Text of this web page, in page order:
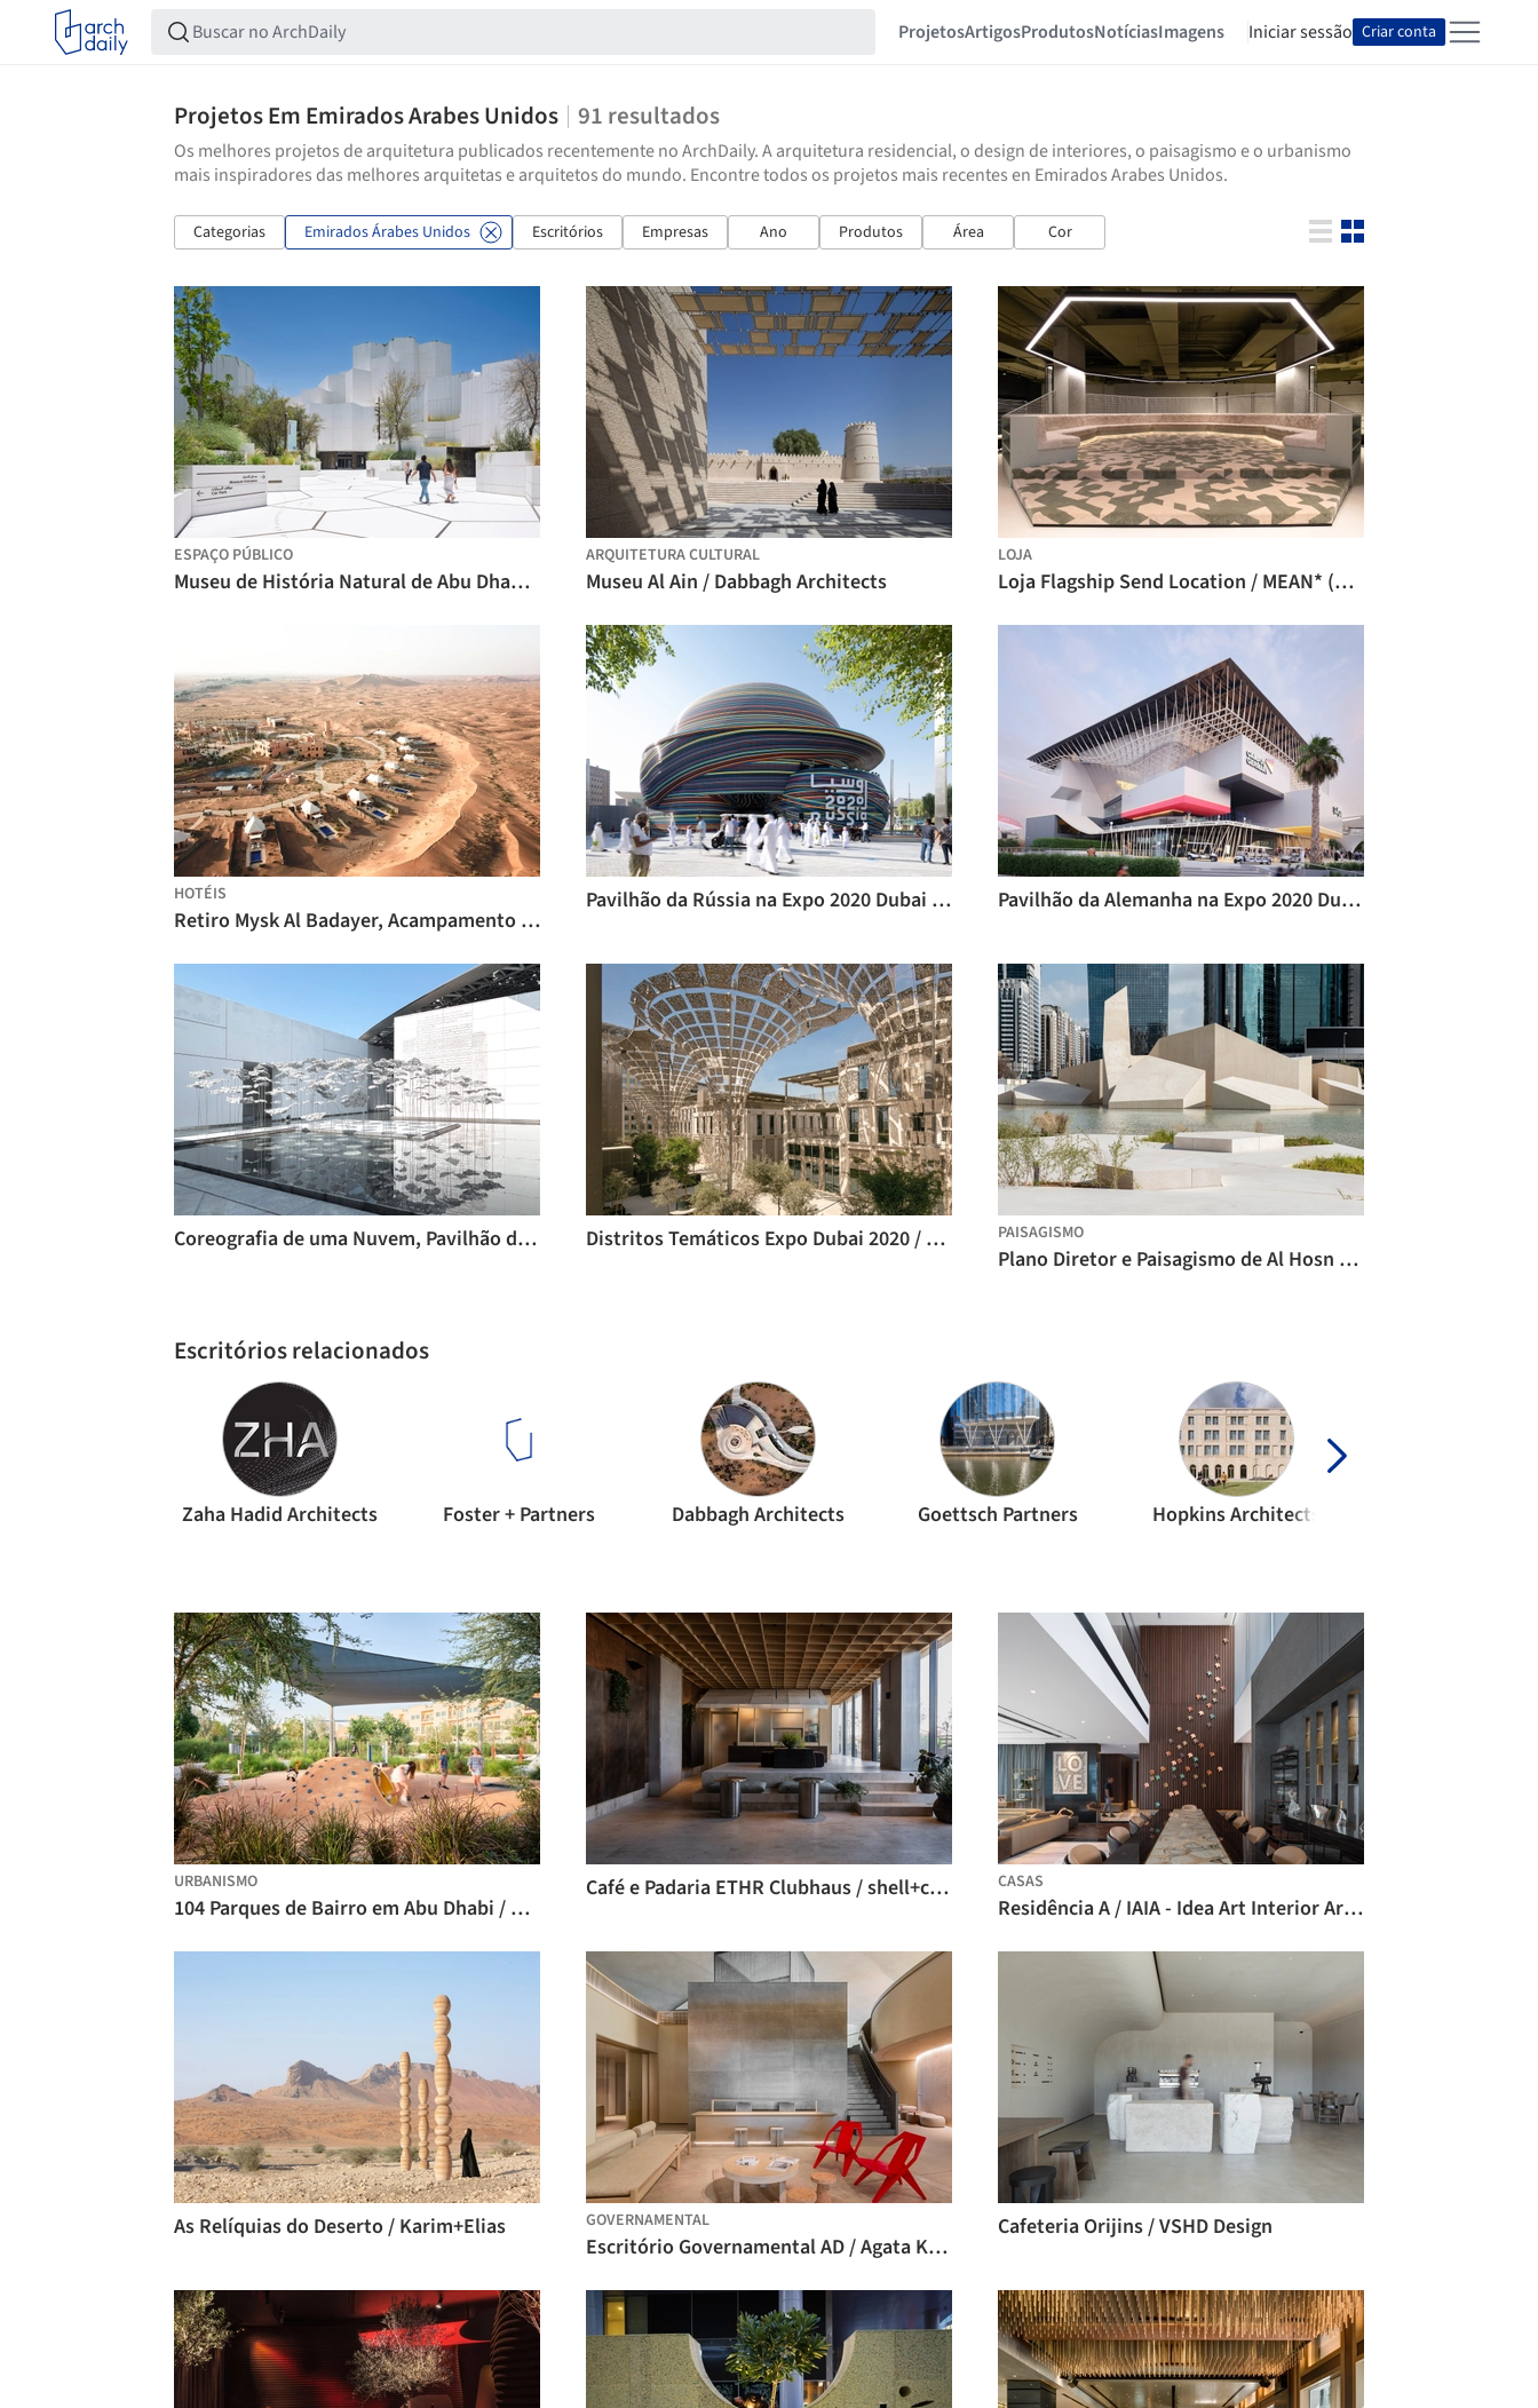
ProjetosArtigosProdutosNotíciasImagens Iniciar sessão Criar conta
Projetos Em Emirados Arabes Unidos 91 resultados
Os melhores projetos de arquitetura publicados recentemente no ArchDaily. A arquitetura residencial, o design de interiores, o paisagismo e o urbanismo
mais inspiradores das melhores arquitetas e arquitetos do mundo. Encontre todos os projetos mais recentes en Emirados Arabes Unidos.
Categorias Emirados Árabes Unidos Escritórios Empresas Ano Produtos Área Cor
ESPAÇO PÚBLICO
Museu de História Natural de Abu Dhabi / Mecanoo
ARQUITETURA CULTURAL
Museu Al Ain / Dabbagh Architects
LOJA
Loja Flagship Send Location / MEAN* (Middle East Architecture Network)
HOTÉIS
Retiro Mysk Al Badayer, Acampamento no Deserto / Wael Al-Masri Planners & Architects
Pavilhão da Rússia na Expo 2020 Dubai / SPEECH Pavilhão da Alemanha na Expo 2020 Dubai / LAVA
Coreografia de uma Nuvem, Pavilhão de Arte Sombras Dançantes no Louvre Abu Dhabi / YOKOMAE et BOUAYAD Distritos Temáticos Expo Dubai 2020 / Hopkins Architects PAISAGISMO
Plano Diretor e Paisagismo de Al Hosn / CEBRA
Escritórios relacionados
Zaha Hadid Architects Foster + Partners Dabbagh Architects Goettsch Partners Hopkins Architects
URBANISMO
104 Parques de Bairro em Abu Dhabi / SLA
Café e Padaria ETHR Clubhaus / shell+core CASAS
Residência A / IAIA - Idea Art Interior Architects
As Relíquias do Deserto / Karim+Elias GOVERNAMENTAL
Escritório Governamental AD / Agata Kurzela Studio
Cafeteria Orijins / VSHD Design